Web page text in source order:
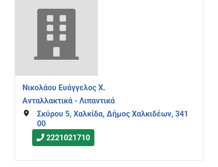
Νικολάου Ευάγγελος Χ.
Ανταλλακτικά - Λιπαντικά
Σκύρου 5, Χαλκίδα, Δήμος Χαλκιδέων, 341
00
2221021710